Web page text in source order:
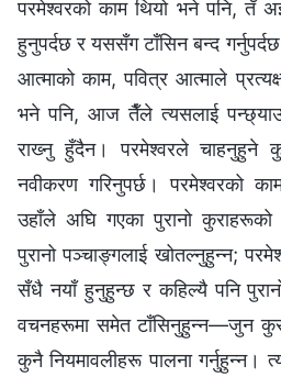
परमेश्‍वरको काम थियो भने पनि, तँ
हुनुपर्दछ र यससँग टाँसिन बन्द
आत्माको काम, पवित्र आत्माले
भने पनि, आज तैँले त्यसलाई
राख्‍नु हुँदैन। परमेश्‍वरले चाहनुहुने
नवीकरण गरिनुपर्छ। परमेश्‍वरको
उहाँले अघि गएका पुरानो
पुरानो पञ्चाङ्गलाई खोतल्नुहुन्न;
सँधै नयाँ हुनुहुन्छ र कहिल्यै पनि
वचनहरूमा समेत टाँसिनुहुन्न—जुन
कुनै नियमावलीहरू पालना गर्नुहुन्न।